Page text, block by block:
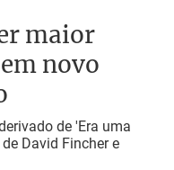
maior
novo
de 'Era uma
David Fincher e